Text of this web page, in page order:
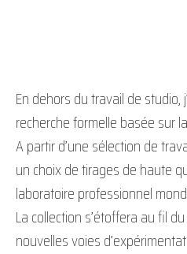
En dehors du travail de
recherche formelle basée sur
A partir d’une sélection de
un choix de tirages de haute
laboratoire professionnel
La collection s’étoffera au fil
nouvelles voies